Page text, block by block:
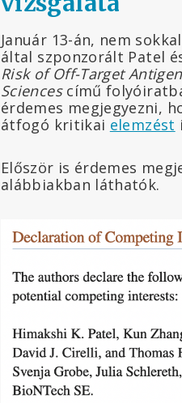
Január 13-án, nem
által szponzorált Patel
Risk of Off-Target
Sciencescímű
érdemes megjegyezni,
átfogó kritikai elemzést
Először is érdemes
alábbiakban láthatók.